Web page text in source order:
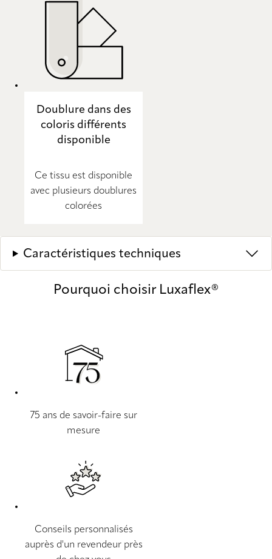
Doublure dans des
coloris différents
disponible
Ce tissu est disponible
avec plusieurs doublures
colorées
Caractéristiques techniques
Pourquoi choisir Luxaflex®
75 ans de savoir-faire sur
mesure
Conseils personnalisés
auprès d'un revendeur près